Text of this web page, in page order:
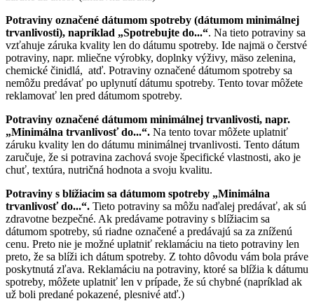
Potraviny označené dátumom spotreby (dátumom minimálnej
trvanlivosti), napríklad „Spotrebujte do...“. Na tieto potraviny sa
vzťahuje záruka kvality len do dátumu spotreby. Ide najmä o čerstvé
potraviny, napr. mliečne výrobky, doplnky výživy, mäso zelenina,
chemické činidlá, atď. Potraviny označené dátumom spotreby sa
nemôžu predávať po uplynutí dátumu spotreby. Tento tovar môžete
reklamovať len pred dátumom spotreby.
Potraviny označené dátumom minimálnej trvanlivosti, napr.
„Minimálna trvanlivosť do...“. Na tento tovar môžete uplatniť
záruku kvality len do dátumu minimálnej trvanlivosti. Tento dátum
zaručuje, že si potravina zachová svoje špecifické vlastnosti, ako je
chuť, textúra, nutričná hodnota a svoju kvalitu.
Potraviny s blížiacim sa dátumom spotreby „Minimálna
trvanlivosť do...“. Tieto potraviny sa môžu naďalej predávať, ak sú
zdravotne bezpečné. Ak predávame potraviny s blížiacim sa
dátumom spotreby, sú riadne označené a predávajú sa za zníženú
cenu. Preto nie je možné uplatniť reklamáciu na tieto potraviny len
preto, že sa blíži ich dátum spotreby. Z tohto dôvodu vám bola práve
poskytnutá zľava. Reklamáciu na potraviny, ktoré sa blížia k dátumu
spotreby, môžete uplatniť len v prípade, že sú chybné (napríklad ak
už boli predané pokazené, plesnivé atď.)